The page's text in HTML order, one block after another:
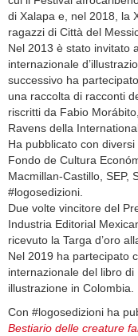
di Xalapa e, nel 2018, la
ragazzi di Città del
Nel 2013 è stato invitato
internazionale
successivo ha
una raccolta di racconti
riscritti da Fabio
Ravens della
Ha pubblicato con
Fondo de Cultura
Macmillan-Castillo, SEP,
#logosedizioni.
Due volte vincitore del
Industria Editorial
ricevuto la Targa d’oro
Nel 2019 ha partecipato
internazionale del libro
illustrazione in Colombia.
Con #logosedizioni ha
Bestiario delle creature